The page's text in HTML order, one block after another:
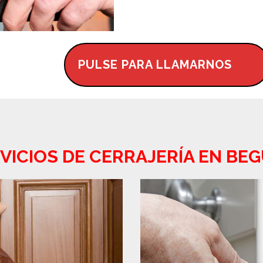
PULSE PARA LLAMARNOS
DE CERRAJERÍA EN